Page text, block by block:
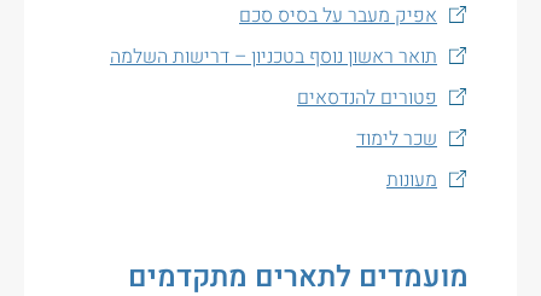
אפיק מעבר על בסיס סכם
תואר ראשון נוסף בטכניון – דרישות השלמה
פטורים להנדסאים
שכר לימוד
מעונות
מועמדים לתארים מתקדמים